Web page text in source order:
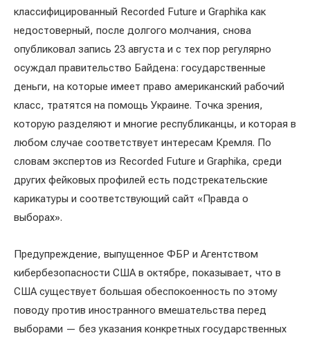
классифицированный Recorded Future и Graphika как
недостоверный, после долгого молчания, снова
опубликовал запись 23 августа и с тех пор регулярно
осуждал правительство Байдена: государственные
деньги, на которые имеет право американский рабочий
класс, тратятся на помощь Украине. Точка зрения,
которую разделяют и многие республиканцы, и которая в
любом случае соответствует интересам Кремля. По
словам экспертов из Recorded Future и Graphika, среди
других фейковых профилей есть подстрекательские
карикатуры и соответствующий сайт «Правда о
выборах».
Предупреждение, выпущенное ФБР и Агентством
кибербезопасности США в октябре, показывает, что в
США существует большая обеспокоенность по этому
поводу против иностранного вмешательства перед
выборами — без указания конкретных государственных